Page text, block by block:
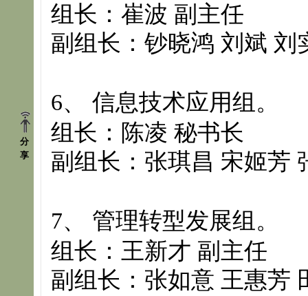
分
享
组长：崔波 副主任
副组长 ：钞晓鸿 刘斌
6、 信息技术应用组。
组长：陈凌 秘书长
副组长 ：张琪昌 宋姬芳
7、 管理转型发展组。
组长：王新才 副主任
副组长 ：张如意 王惠芳